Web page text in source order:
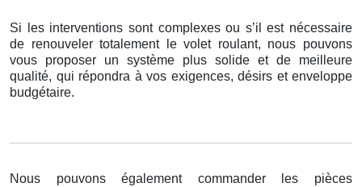
Si les interventions sont complexes ou s’il est nécessaire
de renouveler totalement le volet roulant, nous pouvons
vous proposer un système plus solide et de meilleure
qualité, qui répondra à vos exigences, désirs et enveloppe
budgétaire.
Nous pouvons également commander les pièces